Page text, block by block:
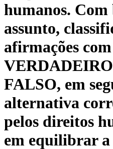
humanos. Com
assunto,
afirmações
FALSO, em
alternativa
pelos direitos
em equilibrar a